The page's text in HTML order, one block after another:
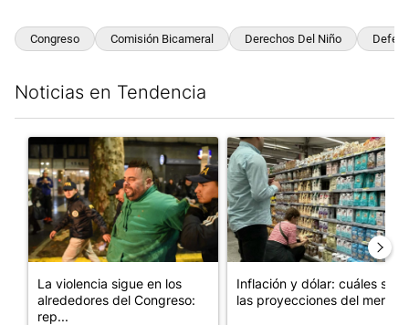
Congreso Comisión Bicameral Derechos Del Niño
Noticias en Tendencia
Un artículo de tendencia con el título "La violencia sigue en
La violencia sigue en los
alrededores del Congreso:
rep...
Un artículo de tendencia con
Inflación y dólar: cuáles son
las proyecciones del merc...